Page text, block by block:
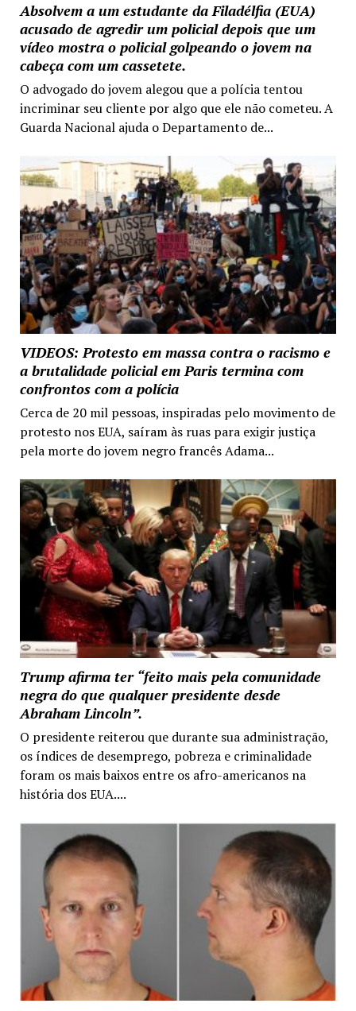
Absolvem a um estudante da Filadélfia (EUA)
acusado de agredir um policial depois que um
vídeo mostra o policial golpeando o jovem na
cabeça com um cassetete.
O advogado do jovem alegou que a polícia tentou
incriminar seu cliente por algo que ele não cometeu. A
Guarda Nacional ajuda o Departamento de...
VIDEOS: Protesto em massa contra o racismo e
a brutalidade policial em Paris termina com
confrontos com a polícia
Cerca de 20 mil pessoas, inspiradas pelo movimento de
protesto nos EUA, saíram às ruas para exigir justiça
pela morte do jovem negro francês Adama...
Trump afirma ter “feito mais pela comunidade
negra do que qualquer presidente desde
Abraham Lincoln”.
O presidente reiterou que durante sua administração,
os índices de desemprego, pobreza e criminalidade
foram os mais baixos entre os afro-americanos na
história dos EUA....